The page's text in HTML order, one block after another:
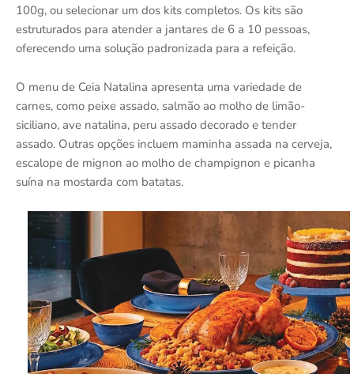
100g, ou selecionar um dos kits completos. Os kits são
estruturados para atender a jantares de 6 a 10 pessoas,
oferecendo uma solução padronizada para a refeição.
O menu de Ceia Natalina apresenta uma variedade de
carnes, como peixe assado, salmão ao molho de limão-
siciliano, ave natalina, peru assado decorado e tender
assado. Outras opções incluem maminha assada na cerveja,
escalope de mignon ao molho de champignon e picanha
suína na mostarda com batatas.